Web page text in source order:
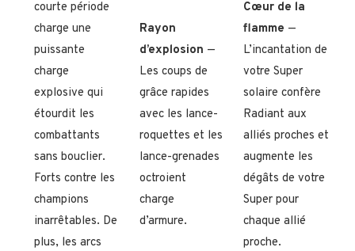
courte période
charge une
puissante
charge
explosive qui
étourdit les
combattants
sans bouclier.
Forts contre les
champions
inarrêtables. De
plus, les arcs
Rayon
d’explosion —
Les coups de
grâce rapides
avec les lance-
roquettes et les
lance-grenades
octroient
charge
d’armure.
Cœur de la
flamme —
L’incantation de
votre Super
solaire confère
Radiant aux
alliés proches et
augmente les
dégâts de votre
Super pour
chaque allié
proche.